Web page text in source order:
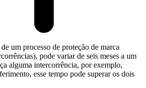
um processo de proteção de marca
pode variar de seis meses a um
alguma intercorrência, por exemplo,
esse tempo pode superar os dois